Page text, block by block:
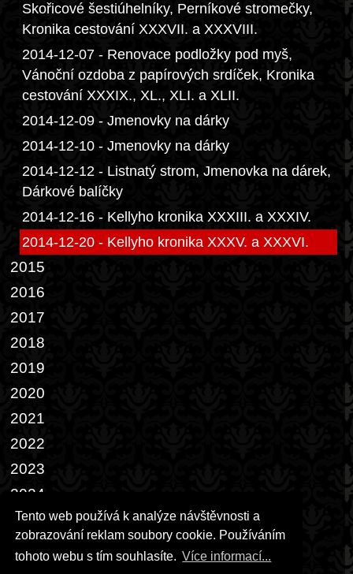
Tento web používá k analýze návštěvnosti a
zobrazování reklam soubory cookie. Používáním
tohoto webu s tím souhlasíte. Více informací...
Skořicové šestiúhelníky, Perníkové stromečky,
Kronika cestování XXXVII. a XXXVIII.
2014-12-07 - Renovace podložky pod myš,
Vánoční ozdoba z papírových srdíček, Kronika
cestování XXXIX., XL., XLI. a XLII.
2014-12-09 - Jmenovky na dárky
2014-12-10 - Jmenovky na dárky
2014-12-12 - Listnatý strom, Jmenovka na dárek,
Dárkové balíčky
2014-12-16 - Kellyho kronika XXXIII. a XXXIV.
2014-12-20 - Kellyho kronika XXXV. a XXXVI.
2015
2016
2017
2018
2019
2020
2021
2022
2023
2024
2025
2026